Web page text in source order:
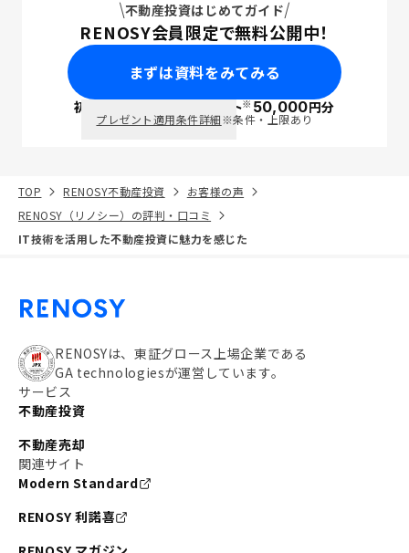
不動産投資はじめてガイド
RENOSY会員限定で無料公開中！
まずは資料をみてみる
初回面談で ポイント※50,000円分
プレゼント適用条件詳細※条件・上限あり
TOP RENOSY不動産投資
お客様の声
RENOSY（リノシー）の評判・口コミ
IT技術を活用した不動産投資に魅力を感じた
RENOSYは、東証グロース上場企業である
GA technologiesが運営しています。
サービス
不動産投資
不動産売却
関連サイト
Modern Standard
RENOSY 利諾喜